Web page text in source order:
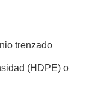
trenzado
(HDPE) o